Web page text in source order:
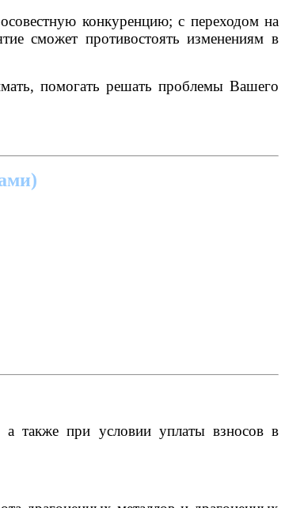
конкуренцию; с переходом на
сможет противостоять изменениям в
помогать решать проблемы Вашего
а также при условии уплаты взносов в